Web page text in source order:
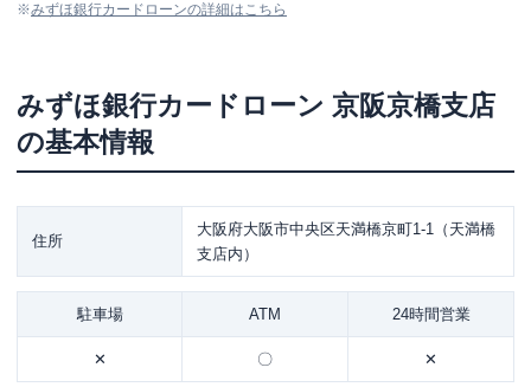
※みずほ銀行カードローンの詳細はこちら
みずほ銀行カードローン 京阪京橋支店
の基本情報
住所
大阪府大阪市中央区天満橋京町1-1（天満橋
支店内）
駐車場 ATM 24時間営業
✕ 〇 ✕